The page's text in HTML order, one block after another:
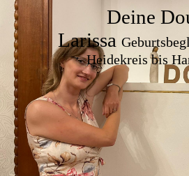
Deine
Larissa
Heidekreis bis